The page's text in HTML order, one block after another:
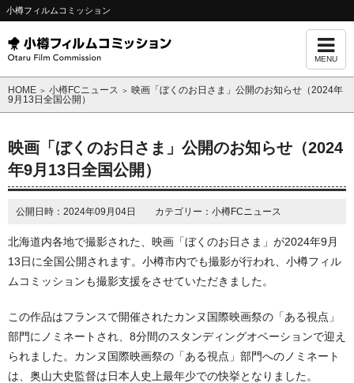
小樽フィルムコミッション
MENU
HOME ＞ 小樽FCニュース ＞ 映画「ぼくのお日さま」公開のお知らせ（2024年
9月13日全国公開）
映画「ぼくのお日さま」公開のお知らせ（2024
年9月13日全国公開）
公開日時：2024年09月04日 カテゴリー：小樽FCニュース
北海道内各地で撮影された、映画「ぼくのお日さま」が2024年9月
13日に全国公開されます。小樽市内でも撮影が行われ、小樽フィル
ムコミッションも撮影支援をさせていただきました。
この作品はフランスで開催されたカンヌ国際映画祭の「ある視点」
部門にノミネートされ、8分間のスタンディングオベーションで迎え
られました。カンヌ国際映画祭の「ある視点」部門へのノミネート
は、奥山大史監督は日本人史上最年少での快挙となりました。